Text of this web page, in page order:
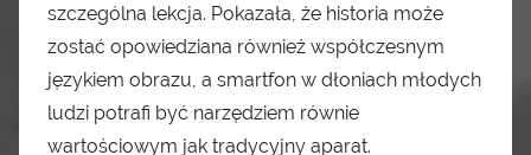
szczególna lekcja. Pokazała, że historia może
zostać opowiedziana również współczesnym
językiem obrazu, a smartfon w dłoniach młodych
ludzi potrafi być narzędziem równie
wartościowym jak tradycyjny aparat.